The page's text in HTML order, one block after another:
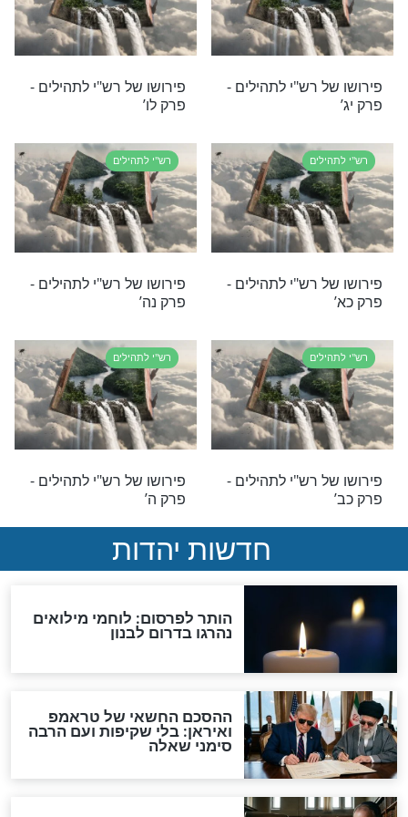
רש"י לתהילים -
פירושו של רש"י לתהילים -
פרק נז’
רש"י לתהילים
פרק נ"ו
רש"י לתהילים -
רש"י לתהילים
פירושו של רש"י לתהילים -
רש"י לתהילים